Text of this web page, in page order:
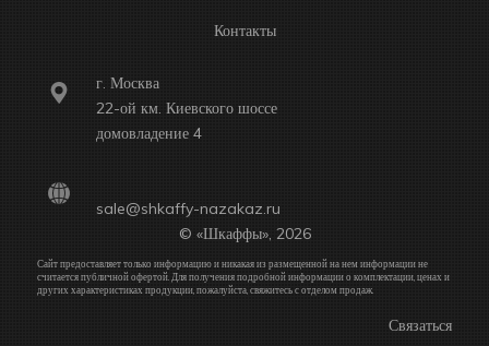
Контакты
г. Москва
22-ой км. Киевского шоссе
домовладение 4
sale@shkaffy-nazakaz.ru
© «Шкаффы», 2026
Сайт предоставляет только информацию и никакая из размещенной на нем информации не
считается публичной офертой. Для получения подробной информации о комплектации, ценах и
других характеристиках продукции, пожалуйста, свяжитесь с отделом продаж.
Связаться